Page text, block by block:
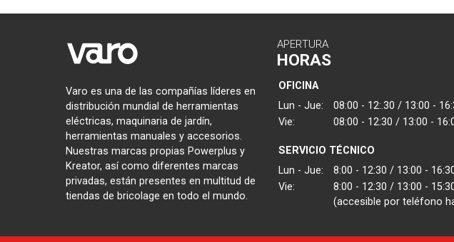
Varo es una de las compañías líderes en
distribución mundial de herramientas
eléctricas, maquinaria de jardín,
herramientas manuales y accesorios.
Nuestras marcas propias Powerplus y
Kreator, así como diferentes marcas
privadas, están presentes en multitud de
tiendas de bricolage en todo el mundo.
APERTURA
HORAS
OFICINA
Lun - Jue:
08:00 - 12:.30 / 13:00 -
Vie:
08:00 - 12:30 / 13:00 -
SERVICIO TÉCNICO
Lun - Jue:
8:00 - 12:30 / 13:00 -
Vie:
8:00 - 12:30 / 13:00 -
(accesible por teléfono